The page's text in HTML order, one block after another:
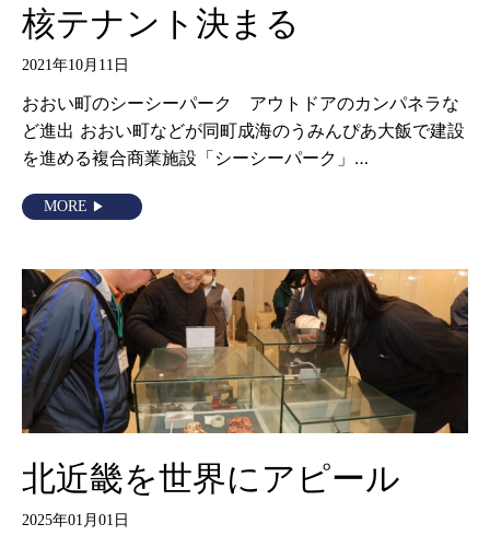
核テナント決まる
2021年10月11日
おおい町のシーシーパーク アウトドアのカンパネラな
ど進出 おおい町などが同町成海のうみんぴあ大飯で建設
を進める複合商業施設「シーシーパーク」…
MORE
北近畿を世界にアピール
2025年01月01日